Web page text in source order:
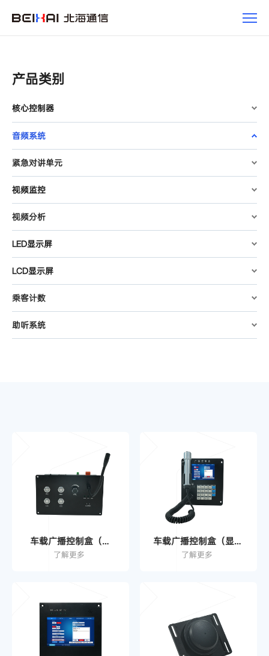
产品类别
核心控制器
音频系统
紧急对讲单元
视频监控
视频分析
LED显示屏
LCD显示屏
乘客计数
助听系统
车载广播控制盒（按
键）
了解更多
车载广播控制盒（显示
屏&按键）
了解更多